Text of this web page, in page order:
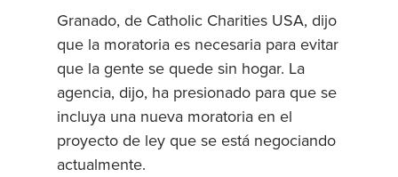
Granado, de Catholic Charities USA, dijo
que la moratoria es necesaria para evitar
que la gente se quede sin hogar. La
agencia, dijo, ha presionado para que se
incluya una nueva moratoria en el
proyecto de ley que se está negociando
actualmente.